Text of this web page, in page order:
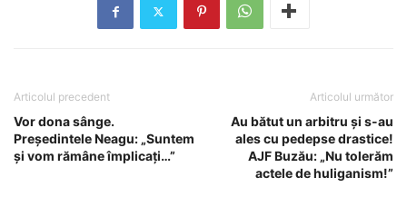
Articolul precedent
Vor dona sânge.
Președintele Neagu: „Suntem
și vom rămâne împlicați…”
Articolul următor
Au bătut un arbitru și s-au
ales cu pedepse drastice!
AJF Buzău: „Nu tolerăm
actele de huliganism!”